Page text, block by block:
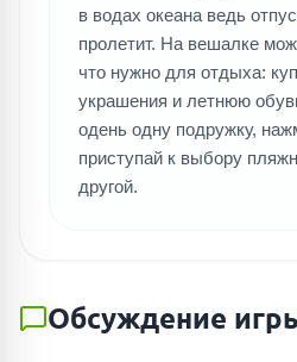
в водах океана ведь
пролетит. На вешалке
что нужно для отдыха:
украшения и летнюю
одень одну подружку,
приступай к выбору
другой.
Обсуждение